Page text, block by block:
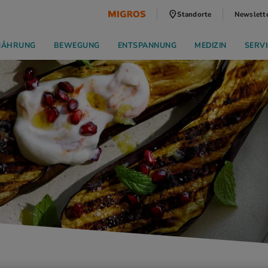
Standorte
BEWEGUNG ENTSPANNUNG MEDIZIN